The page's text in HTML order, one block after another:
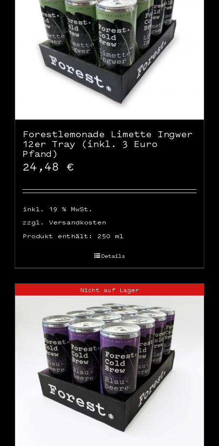
Forestlemonade Limette Ingwer
12er Tray (inkl. 3 Euro
Pfand)
24,48 €
inkl. 19 % MwSt.
zzgl. Versandkosten
Produkt enthält: 250 ml
Details
Nicht auf Lager